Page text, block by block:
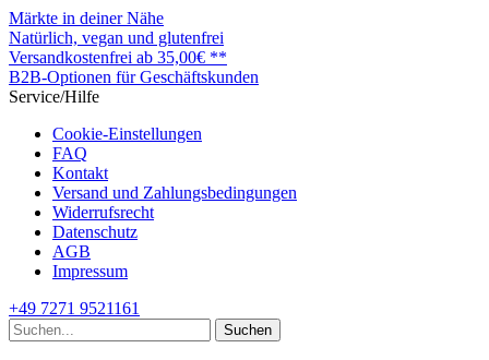
Märkte in deiner Nähe
Natürlich, vegan und glutenfrei
Versandkostenfrei ab 35,00€ **
B2B-Optionen für Geschäftskunden
Service/Hilfe
Cookie-Einstellungen
FAQ
Kontakt
Versand und Zahlungsbedingungen
Widerrufsrecht
Datenschutz
AGB
Impressum
+49 7271 9521161
Suchen